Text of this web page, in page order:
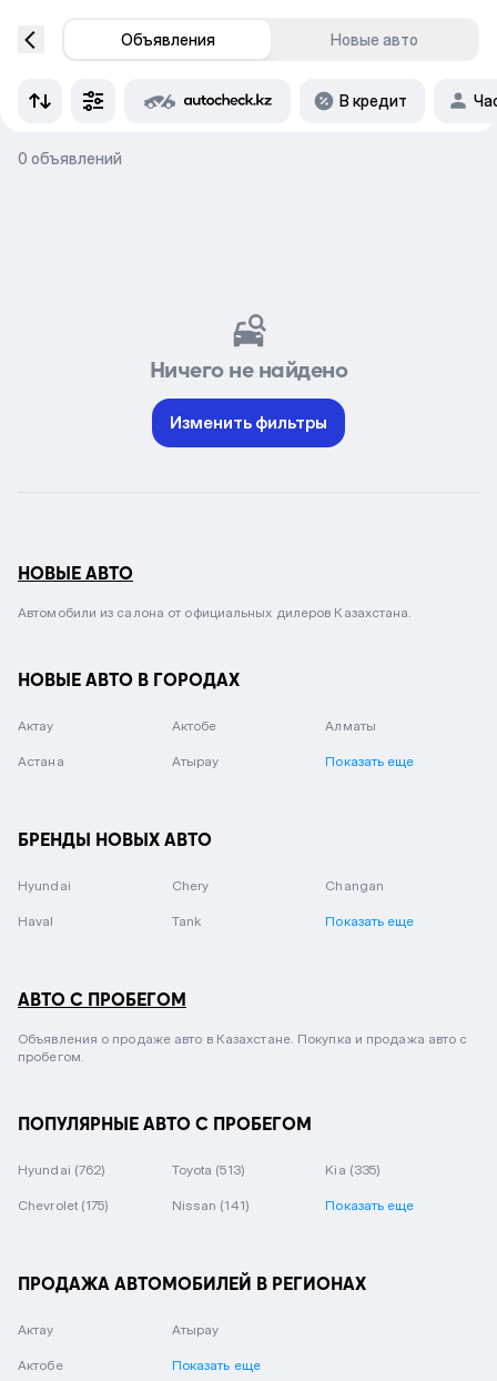
Объявления Новые авто
В кредит
0 объявлений
Ничего не найдено
Изменить фильтры
НОВЫЕ АВТО
Автомобили из салона от официальных дилеров Казахстана.
НОВЫЕ АВТО В ГОРОДАХ
Актау Актобе Алматы
Астана Атырау Показать еще
БРЕНДЫ НОВЫХ АВТО
Hyundai Chery Changan
Haval Tank Показать еще
АВТО С ПРОБЕГОМ
Объявления о продаже авто в Казахстане. Покупка и продажа авто с
пробегом.
ПОПУЛЯРНЫЕ АВТО С ПРОБЕГОМ
Hyundai (762) Toyota (513) Kia (335)
Chevrolet (175) Nissan (141) Показать еще
ПРОДАЖА АВТОМОБИЛЕЙ В РЕГИОНАХ
Актау
Актобе
Атырау
Показать еще